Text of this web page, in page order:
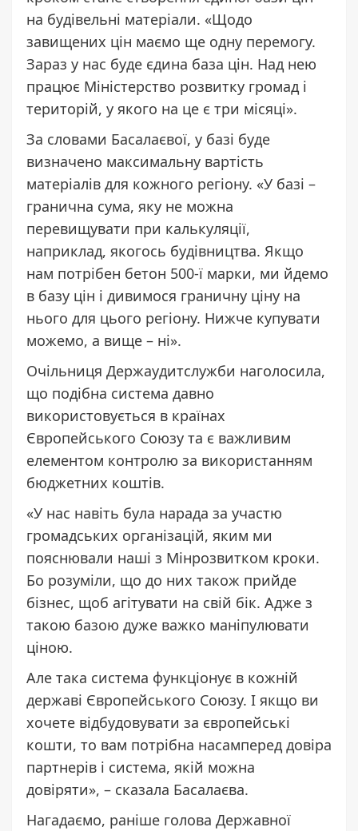
на будівельні матеріали. «Щодо
завищених цін маємо ще одну перемогу.
Зараз у нас буде єдина база цін. Над нею
працює Міністерство розвитку громад і
територій, у якого на це є три місяці».
За словами Басалаєвої, у базі буде
визначено максимальну вартість
матеріалів для кожного регіону. «У базі –
гранична сума, яку не можна
перевищувати при калькуляції,
наприклад, якогось будівництва. Якщо
нам потрібен бетон 500-ї марки, ми йдемо
в базу цін і дивимося граничну ціну на
нього для цього регіону. Нижче купувати
можемо, а вище – ні».
Очільниця Держаудитслужби наголосила,
що подібна система давно
використовується в країнах
Європейського Союзу та є важливим
елементом контролю за використанням
бюджетних коштів.
«У нас навіть була нарада за участю
громадських організацій, яким ми
пояснювали наші з Мінрозвитком кроки.
Бо розуміли, що до них також прийде
бізнес, щоб агітувати на свій бік. Адже з
такою базою дуже важко маніпулювати
ціною.
Але така система функціонує в кожній
державі Європейського Союзу. І якщо ви
хочете відбудовувати за європейські
кошти, то вам потрібна насамперед довіра
партнерів і система, якій можна
довіряти», – сказала Басалаєва.
Нагадаємо, раніше голова Державної